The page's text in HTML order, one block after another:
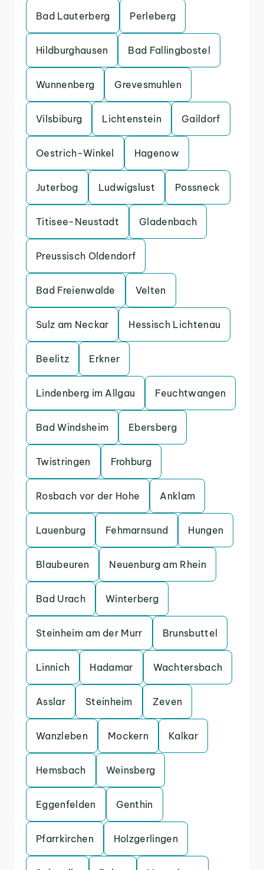
Bad Lauterberg Perleberg
Hildburghausen Bad Fallingbostel
Wunnenberg Grevesmuhlen
Vilsbiburg Lichtenstein Gaildorf
Oestrich-Winkel Hagenow
Juterbog Ludwigslust Possneck
Titisee-Neustadt Gladenbach
Preussisch Oldendorf
Bad Freienwalde Velten
Sulz am Neckar Hessisch Lichtenau
Beelitz Erkner
Lindenberg im Allgau Feuchtwangen
Bad Windsheim Ebersberg
Twistringen Frohburg
Rosbach vor der Hohe Anklam
Lauenburg Fehmarnsund Hungen
Blaubeuren Neuenburg am Rhein
Bad Urach Winterberg
Steinheim am der Murr Brunsbuttel
Linnich Hadamar Wachtersbach
Asslar Steinheim Zeven
Wanzleben Mockern Kalkar
Hemsbach Weinsberg
Eggenfelden Genthin
Pfarrkirchen Holzgerlingen